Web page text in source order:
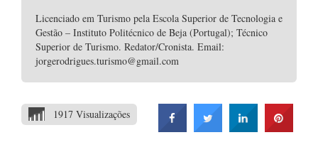
Licenciado em Turismo pela Escola Superior de Tecnologia e
Gestão – Instituto Politécnico de Beja (Portugal); Técnico
Superior de Turismo. Redator/Cronista. Email:
jorgerodrigues.turismo@gmail.com
1917 Visualizações